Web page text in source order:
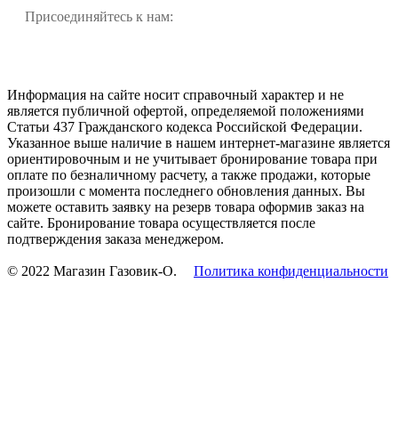
Присоединяйтесь к нам:
Информация на сайте носит справочный характер и не
является публичной офертой, определяемой положениями
Статьи 437 Гражданского кодекса Российской Федерации.
Указанное выше наличие в нашем интернет-магазине является
ориентировочным и не учитывает бронирование товара при
оплате по безналичному расчету, а также продажи, которые
произошли с момента последнего обновления данных. Вы
можете оставить заявку на резерв товара оформив заказ на
сайте. Бронирование товара осуществляется после
подтверждения заказа менеджером.
© 2022 Магазин Газовик-О. Политика конфиденциальности